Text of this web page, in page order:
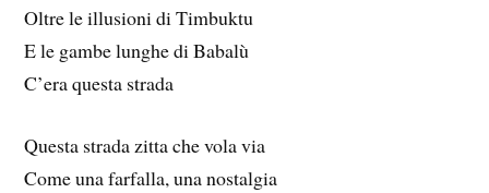
Oltre le illusioni di Timbuktu
E le gambe lunghe di Babalù
C’era questa strada
Questa strada zitta che vola via
Come una farfalla, una nostalgia